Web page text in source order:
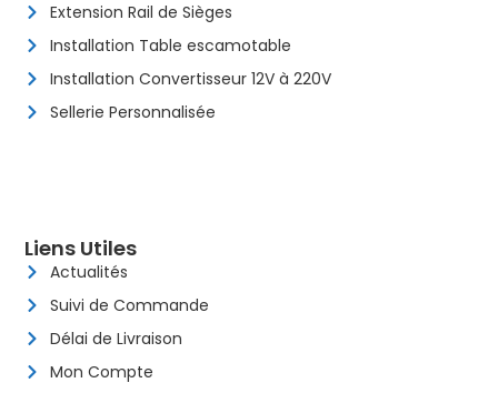
Extension Rail de Sièges
Installation Table escamotable
Installation Convertisseur 12V à 220V
Sellerie Personnalisée
Liens Utiles
Actualités
Suivi de Commande
Délai de Livraison
Mon Compte